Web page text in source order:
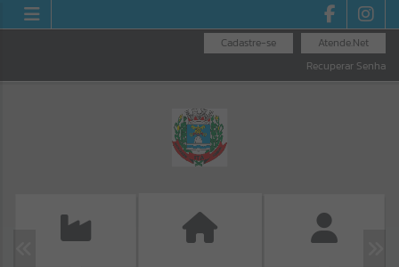
Atende.Net
Cadastre-se
Recuperar Senha